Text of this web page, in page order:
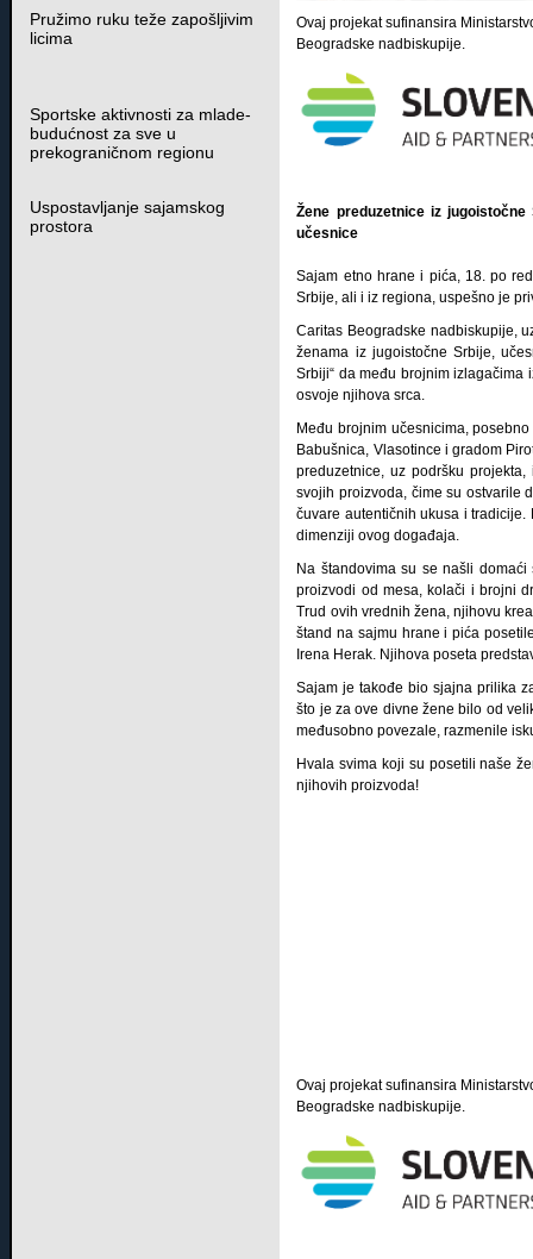
Ovaj projekat sufinansira
Beogradske nadbiskupije.
Žene preduzetnice iz
učesnice
Sajam etno hrane i pića, 18. po
Srbije, ali i iz regiona, uspešno je
Caritas Beogradske nadbiskupije,
ženama iz jugoistočne Srbije,
Srbiji“ da među brojnim
osvoje njihova srca.
Među brojnim učesnicima,
Babušnica, Vlasotince i gradom
preduzetnice, uz podršku
svojih proizvoda, čime su ostvarile
čuvare autentičnih ukusa i
dimenziji ovog događaja.
Na štandovima su se našli
proizvodi od mesa, kolači i brojni
Trud ovih vrednih žena, njihovu
štand na sajmu hrane i pića
Irena Herak. Njihova poseta
Sajam je takođe bio sjajna prilika
što je za ove divne žene bilo od
međusobno povezale, razmenile
Hvala svima koji su posetili naše
njihovih proizvoda!
Ovaj projekat sufinansira
Beogradske nadbiskupije.
Pružimo ruku teže zapošljivim
licima
Sportske aktivnosti za mlade-
budućnost za sve u
prekograničnom regionu
Uspostavljanje sajamskog
prostora